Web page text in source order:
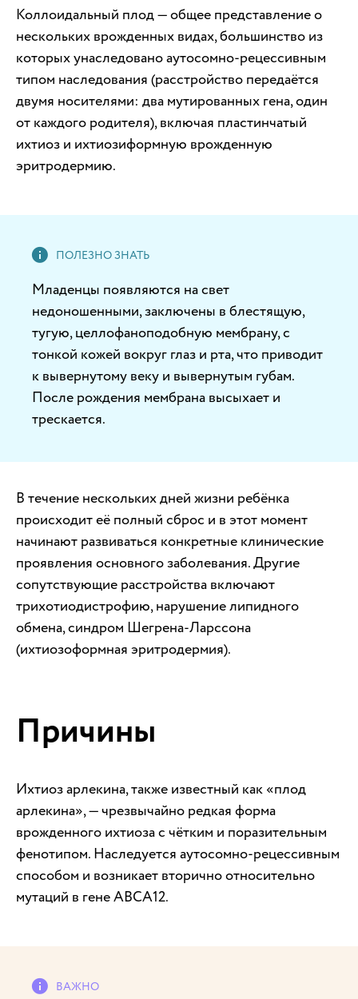
Коллоидальный плод — общее представление о
нескольких врожденных видах, большинство из
которых унаследовано аутосомно-рецессивным
типом наследования (расстройство передаётся
двумя носителями: два мутированных гена, один
от каждого родителя), включая пластинчатый
ихтиоз и ихтиозиформную врожденную
эритродермию.
Младенцы появляются на свет
недоношенными, заключены в блестящую,
тугую, целлофаноподобную мембрану, с
тонкой кожей вокруг глаз и рта, что приводит
к вывернутому веку и вывернутым губам.
После рождения мембрана высыхает и
трескается.
В течение нескольких дней жизни ребёнка
происходит её полный сброс и в этот момент
начинают развиваться конкретные клинические
проявления основного заболевания. Другие
сопутствующие расстройства включают
трихотиодистрофию, нарушение липидного
обмена, синдром Шегрена-Ларссона
(ихтиозоформная эритродермия).
Причины
Ихтиоз арлекина, также известный как «плод
арлекина», — чрезвычайно редкая форма
врожденного ихтиоза с чётким и поразительным
фенотипом. Наследуется аутосомно-рецессивным
способом и возникает вторично относительно
мутаций в гене ABCA12.